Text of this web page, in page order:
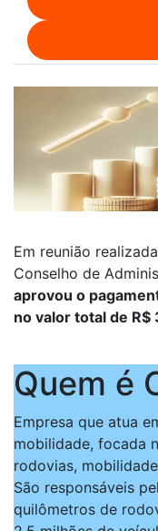
Em reunião
Conselho de
aprovou o
no valor total de
Quem é
Empresa que atua
mobilidade, focada
rodovias,
São responsáveis
quilômetros de